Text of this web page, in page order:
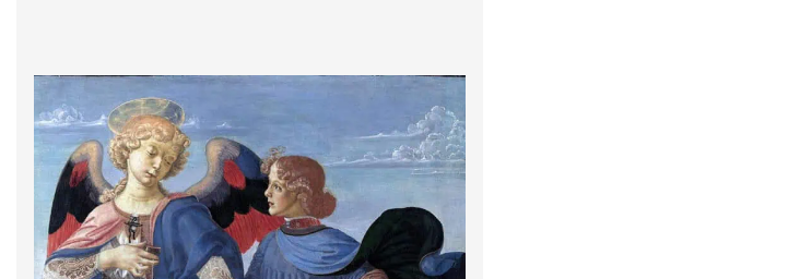
لودویگ دویچ
رامبرانت